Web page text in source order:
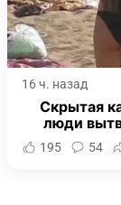
16 ч. назад
Скрытая
люди
195 54